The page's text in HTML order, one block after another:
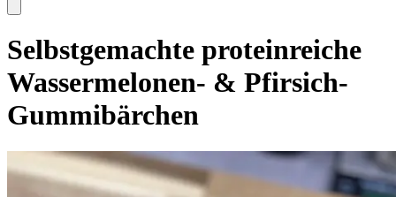
Selbstgemachte proteinreiche
Wassermelonen- & Pfirsich-
Gummibärchen